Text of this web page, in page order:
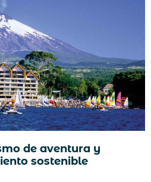
de aventura y
sostenible